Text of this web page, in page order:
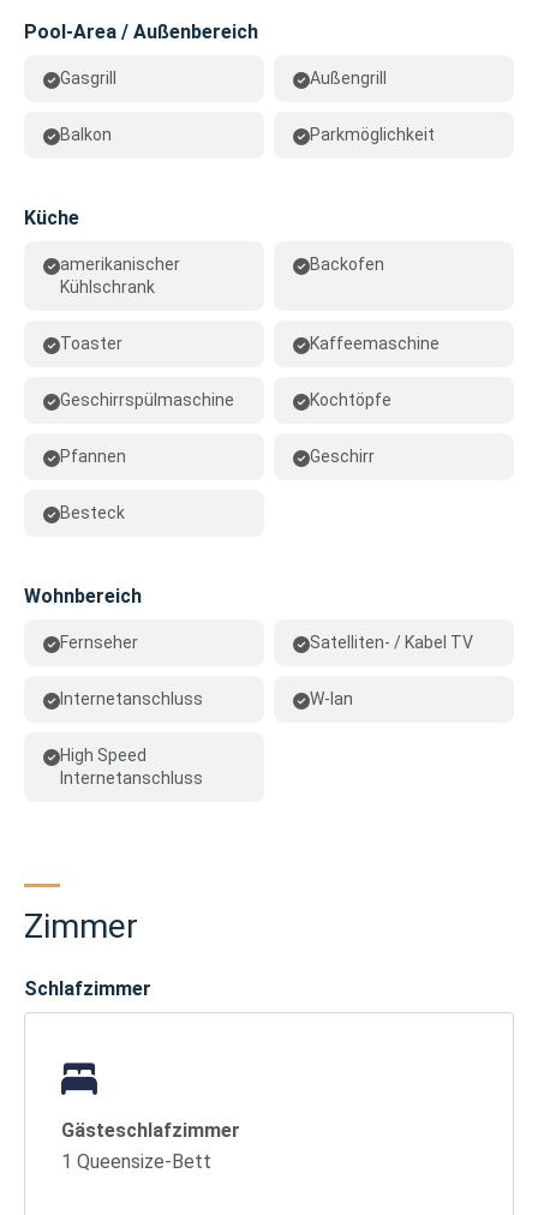
Pool-Area / Außenbereich
Gasgrill Außengrill
Balkon Parkmöglichkeit
Küche
amerikanischer
Kühlschrank
Backofen
Toaster Kaffeemaschine
Geschirrspülmaschine Kochtöpfe
Pfannen Geschirr
Besteck
Wohnbereich
Fernseher Satelliten- / Kabel TV
Internetanschluss W-lan
High Speed
Internetanschluss
Zimmer
Schlafzimmer
Gästeschlafzimmer
1 Queensize-Bett